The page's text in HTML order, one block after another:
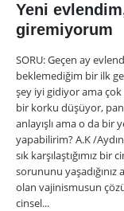
Yeni
giremiyorum
SORU: Geçen ay
beklemediğim bir ilk
şey iyi gidiyor ama
bir korku düşüyor,
anlayışlı ama o da
yapabilirim? A.K /
sık karşılaştığımız
sorununu yaşadığınız
olan vajinismusun
cinsel...